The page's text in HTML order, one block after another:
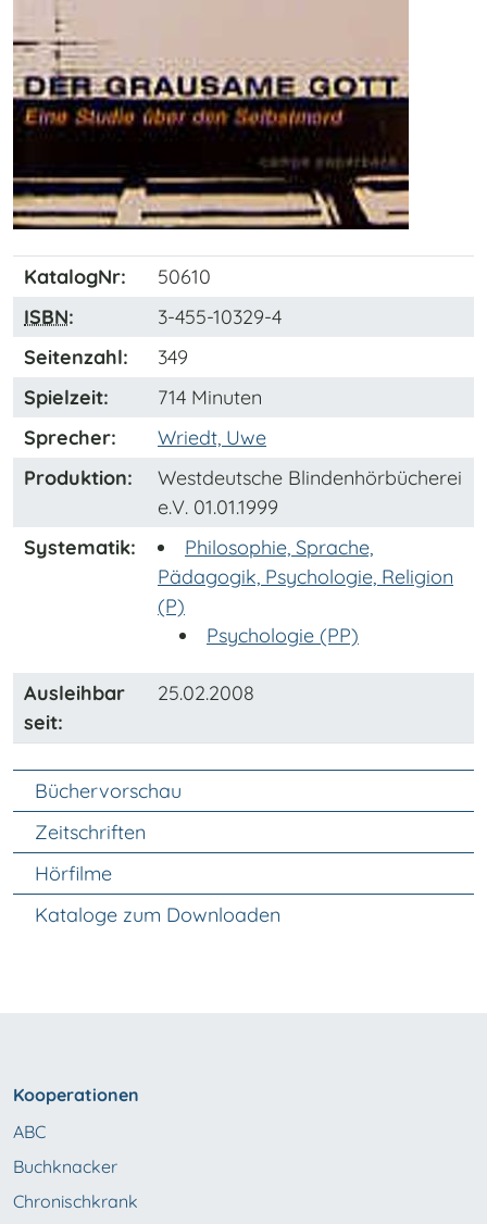
KatalogNr:
50610
ISBN:
3-455-10329-4
Seitenzahl:
349
Spielzeit:
714 Minuten
Sprecher:
Wriedt, Uwe
Produktion:
Westdeutsche Blindenhörbücherei
e.V. 01.01.1999
Systematik:
Philosophie, Sprache,
Pädagogik, Psychologie, Religion
(P)
Psychologie (PP)
Ausleihbar
seit:
25.02.2008
Unter Navigation
Büchervorschau
Zeitschriften
Hörfilme
Kataloge zum Downloaden
Kooperationen
ABC
Buchknacker
Chronischkrank